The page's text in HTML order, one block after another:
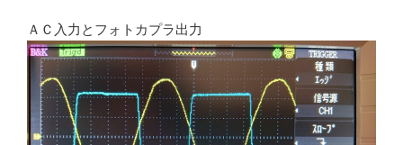
ＡＣ入力とフォトカプラ出力